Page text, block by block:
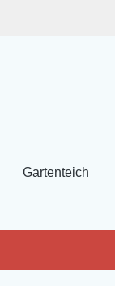
Gartenteich